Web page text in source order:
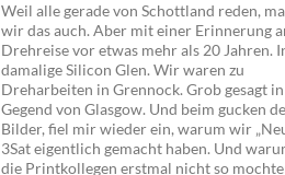
Weil alle gerade von Schottland reden,
wir das auch. Aber mit einer Erinnerung
Drehreise vor etwas mehr als 20 Jahren.
damalige Silicon Glen. Wir waren zu
Dreharbeiten in Grennock. Grob gesagt
Gegend von Glasgow. Und beim gucken
Bilder, fiel mir wieder ein, warum wir
3Sat eigentlich gemacht haben. Und
die Printkollegen erstmal nicht so